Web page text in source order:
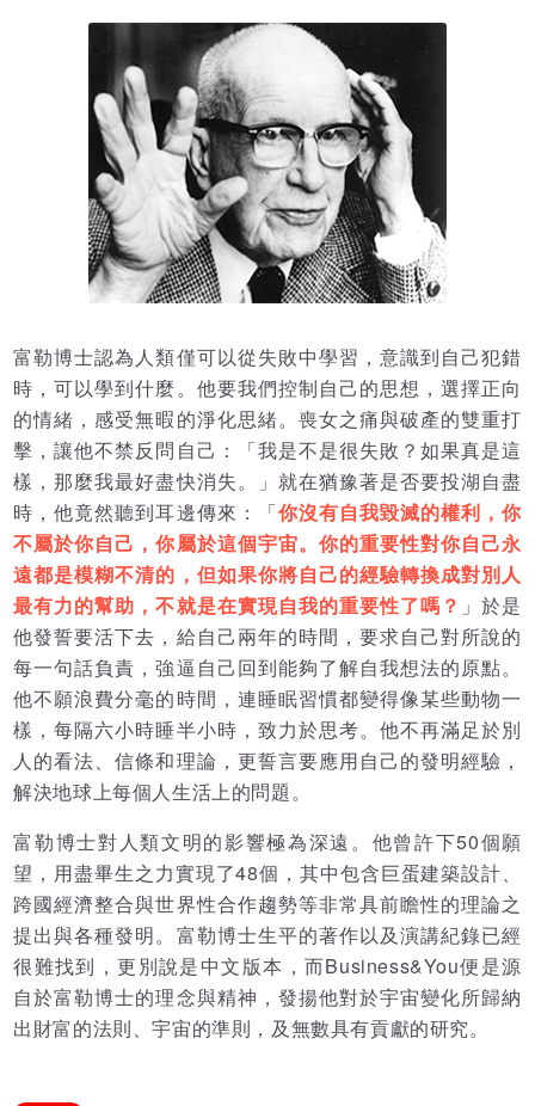
富勒博士認為人類僅可以從失敗中學習，意識到自己犯錯
時，可以學到什麼。他要我們控制自己的思想，選擇正向
的情緒，感受無暇的淨化思緒。喪女之痛與破產的雙重打
擊，讓他不禁反問自己：「我是不是很失敗？如果真是這
樣，那麼我最好盡快消失。」就在猶豫著是否要投湖自盡
時，他竟然聽到耳邊傳來：「你沒有自我毀滅的權利，你
不屬於你自己，你屬於這個宇宙。你的重要性對你自己永
遠都是模糊不清的，但如果你將自己的經驗轉換成對別人
最有力的幫助，不就是在實現自我的重要性了嗎？ 」於是
他發誓要活下去，給自己兩年的時間，要求自己對所說的
每一句話負責，強逼自己回到能夠了解自我想法的原點。
他不願浪費分毫的時間，連睡眠習慣都變得像某些動物一
樣，每隔六小時睡半小時，致力於思考。他不再滿足於別
人的看法、信條和理論，更誓言要應用自己的發明經驗，
解決地球上每個人生活上的問題。
富勒博士對人類文明的影響極為深遠。他曾許下50個願
望，用盡畢生之力實現了48個，其中包含巨蛋建築設計、
跨國經濟整合與世界性合作趨勢等非常具前瞻性的理論之
提出與各種發明。富勒博士生平的著作以及演講紀錄已經
很難找到，更別說是中文版本，而Business&You便是源
自於富勒博士的理念與精神，發揚他對於宇宙變化所歸納
出財富的法則、宇宙的準則，及無數具有貢獻的研究。